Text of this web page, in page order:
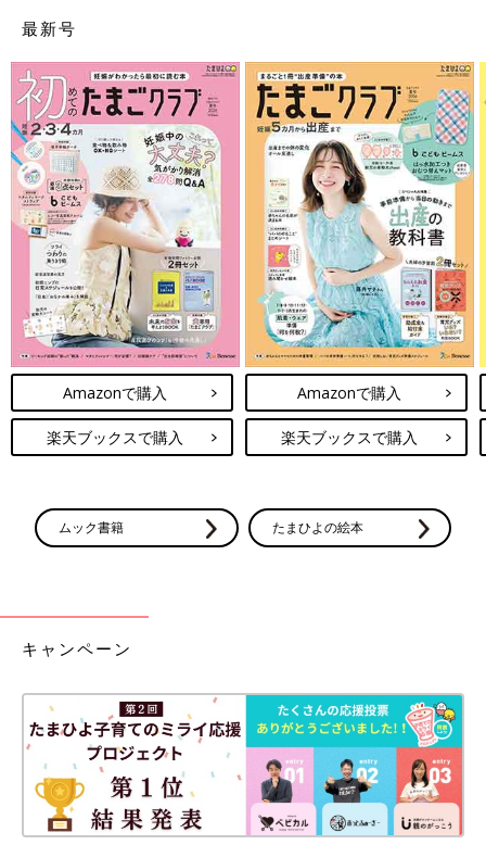
最新号
Amazonで購入
楽天ブックスで購入
Amazonで購入
楽天ブックスで購入
ムック書籍 たまひよの絵本
キャンペーン